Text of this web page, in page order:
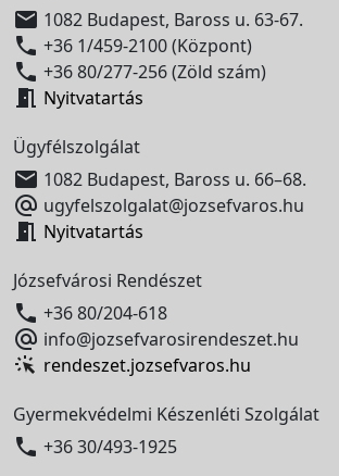
 1082 Budapest, Baross u. 63-67.
 +36 1/459-2100 (Központ)
 +36 80/277-256 (Zöld szám)
 Nyitvatartás
Ügyfélszolgálat
 1082 Budapest, Baross u. 66–68.
 ugyfelszolgalat@jozsefvaros.hu
 Nyitvatartás
Józsefvárosi Rendészet
 +36 80/204-618
 info@jozsefvarosirendeszet.hu
rendeszet.jozsefvaros.hu
Gyermekvédelmi Készenléti Szolgálat
 +36 30/493-1925